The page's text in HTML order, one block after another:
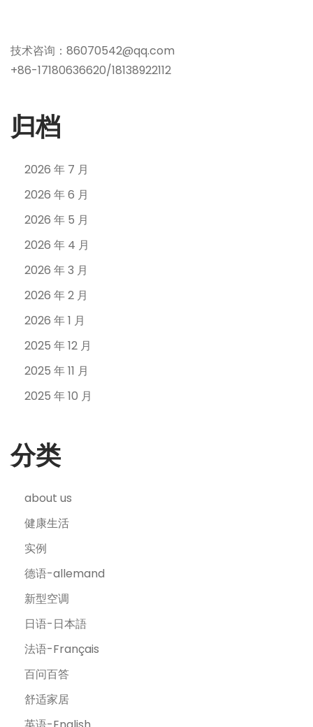
技术咨询：86070542@qq.com
+86-17180636620/18138922112
归档
2026 年 7 月
2026 年 6 月
2026 年 5 月
2026 年 4 月
2026 年 3 月
2026 年 2 月
2026 年 1 月
2025 年 12 月
2025 年 11 月
2025 年 10 月
分类
about us
健康生活
实例
德语-allemand
新型空调
日语-日本語
法语-Français
百问百答
舒适家居